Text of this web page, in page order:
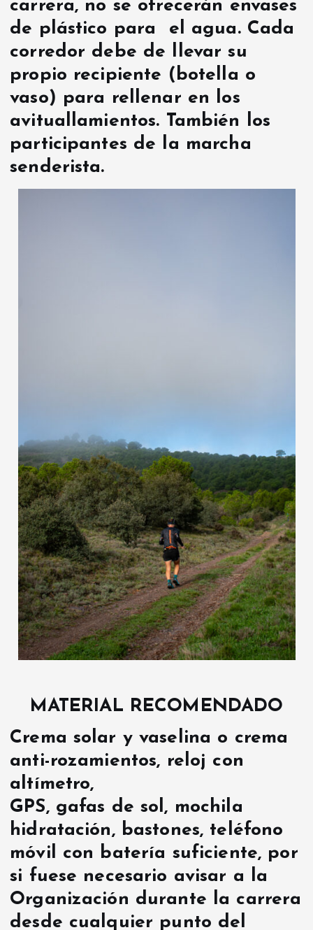
carrera, no se ofrecerán envases
de plástico para el agua. Cada
corredor debe de llevar su
propio recipiente (botella o
vaso) para rellenar en los
avituallamientos. También los
participantes de la marcha
senderista.
MATERIAL RECOMENDADO
Crema solar y vaselina o crema
anti-rozamientos, reloj con
altímetro,
GPS, gafas de sol, mochila
hidratación, bastones, teléfono
móvil con batería suficiente, por
si fuese necesario avisar a la
Organización durante la carrera
desde cualquier punto del